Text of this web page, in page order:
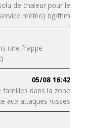
de chaleur pour le
météo) bg/thm
une frappe
05/08 16:42
familles dans la zone
aux attaques russes